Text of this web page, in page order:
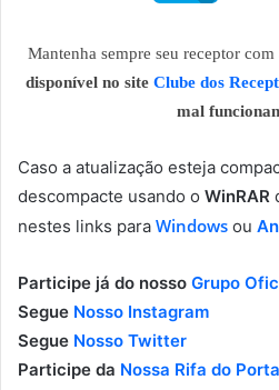
Mantenha sempre seu receptor com
disponível no site Clube dos
mal
Caso a atualização esteja
descompacte usando o WinRAR
nestes links para Windows ou
Participe já do nosso Grupo
Segue Nosso Instagram
Segue Nosso Twitter
Participe da Nossa Rifa do